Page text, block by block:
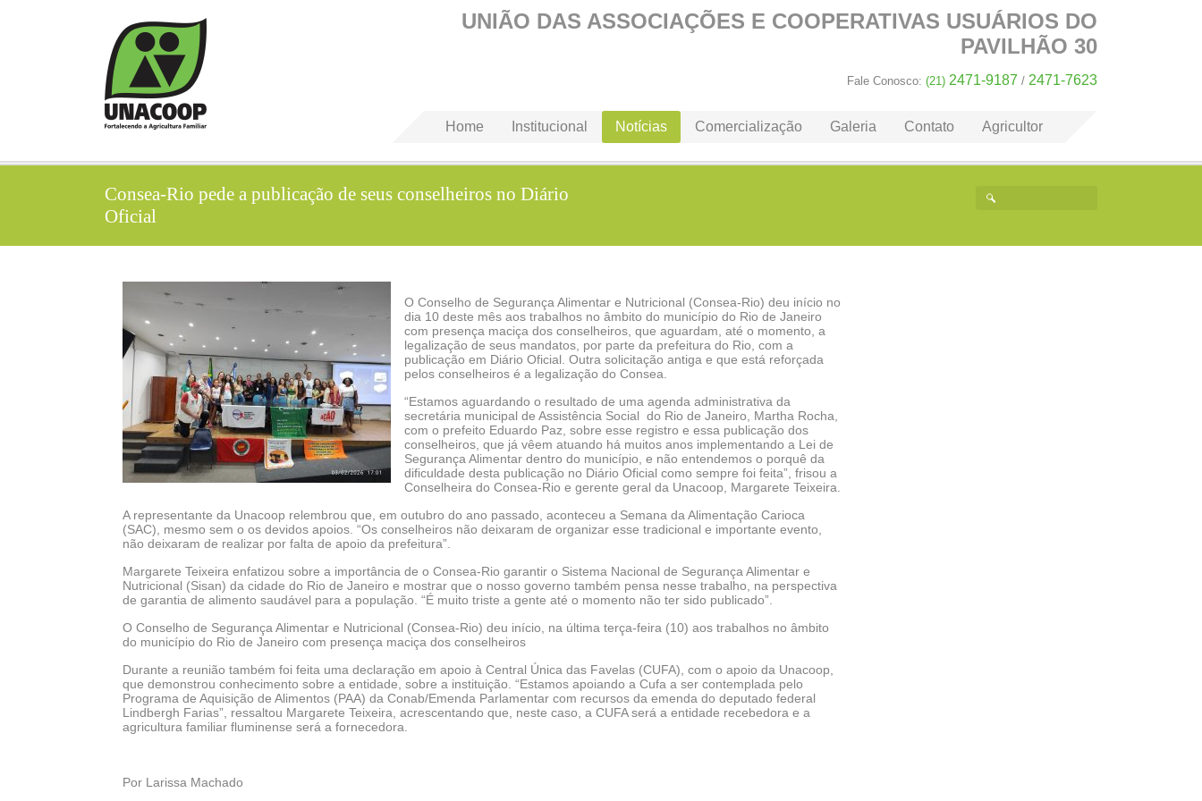
UNIÃO DAS ASSOCIAÇÕES E COOPERATIVAS USUÁRIOS DO
PAVILHÃO 30
Fale Conosco: (21) 2471-9187 / 2471-7623
Home Institucional Notícias Comercialização Galeria Contato Agricultor
Consea-Rio pede a publicação de seus conselheiros no Diário
Oficial
O Conselho de Segurança Alimentar e Nutricional (Consea-Rio) deu início no
dia 10 deste mês aos trabalhos no âmbito do município do Rio de Janeiro
com presença maciça dos conselheiros, que aguardam, até o momento, a
legalização de seus mandatos, por parte da prefeitura do Rio, com a
publicação em Diário Oficial. Outra solicitação antiga e que está reforçada
pelos conselheiros é a legalização do Consea.
“Estamos aguardando o resultado de uma agenda administrativa da
secretária municipal de Assistência Social do Rio de Janeiro, Martha Rocha,
com o prefeito Eduardo Paz, sobre esse registro e essa publicação dos
conselheiros, que já vêem atuando há muitos anos implementando a Lei de
Segurança Alimentar dentro do município, e não entendemos o porquê da
dificuldade desta publicação no Diário Oficial como sempre foi feita”, frisou a
Conselheira do Consea-Rio e gerente geral da Unacoop, Margarete Teixeira.
A representante da Unacoop relembrou que, em outubro do ano passado, aconteceu a Semana da Alimentação Carioca
(SAC), mesmo sem o os devidos apoios. “Os conselheiros não deixaram de organizar esse tradicional e importante evento,
não deixaram de realizar por falta de apoio da prefeitura”.
Margarete Teixeira enfatizou sobre a importância de o Consea-Rio garantir o Sistema Nacional de Segurança Alimentar e
Nutricional (Sisan) da cidade do Rio de Janeiro e mostrar que o nosso governo também pensa nesse trabalho, na perspectiva
de garantia de alimento saudável para a população. “É muito triste a gente até o momento não ter sido publicado”.
O Conselho de Segurança Alimentar e Nutricional (Consea-Rio) deu início, na última terça-feira (10) aos trabalhos no âmbito
do município do Rio de Janeiro com presença maciça dos conselheiros
Durante a reunião também foi feita uma declaração em apoio à Central Única das Favelas (CUFA), com o apoio da Unacoop,
que demonstrou conhecimento sobre a entidade, sobre a instituição. “Estamos apoiando a Cufa a ser contemplada pelo
Programa de Aquisição de Alimentos (PAA) da Conab/Emenda Parlamentar com recursos da emenda do deputado federal
Lindbergh Farias”, ressaltou Margarete Teixeira, acrescentando que, neste caso, a CUFA será a entidade recebedora e a
agricultura familiar fluminense será a fornecedora.
Por Larissa Machado